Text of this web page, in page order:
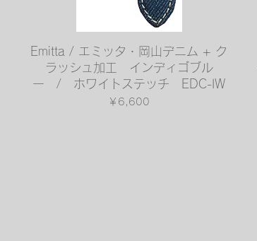
クイックビュー
Emitta / エミッタ・岡山デニム + ク
ラッシュ加工 インディゴブル
ー / ホワイトステッチ EDC-IW
価格
￥6,600